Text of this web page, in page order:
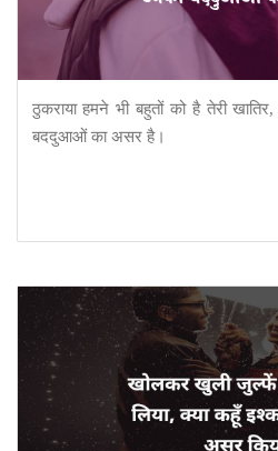
ठुकराया हमने भी बहुतों को है तेरी
बददुआओं का असर है।